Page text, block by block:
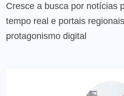
Cresce a busca por notícias
tempo real e portais
protagonismo digital